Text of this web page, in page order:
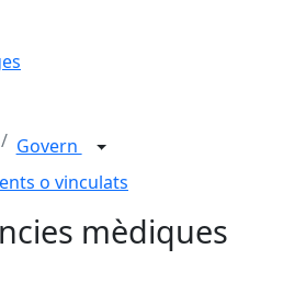
Govern
o vinculats
mèdiques